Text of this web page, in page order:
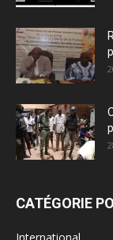
CATÉGORIE